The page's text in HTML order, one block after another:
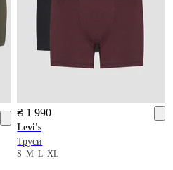
₴ 1 990
Levi's
Труси
SMLXL